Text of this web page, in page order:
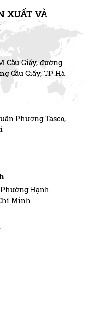
XUẤT VÀ
Cầu Giấy, đường
Cầu Giấy, TP Hà
Phương Tasco,
Hạnh
Minh